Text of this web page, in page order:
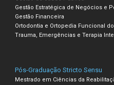
Gestão Estratégica de Negócios e
Gestão Financeira
Ortodontia e Ortopedia Funcional
Trauma, Emergências e Terapia
Pós-Graduação Stricto Sensu
Mestrado em Ciências da